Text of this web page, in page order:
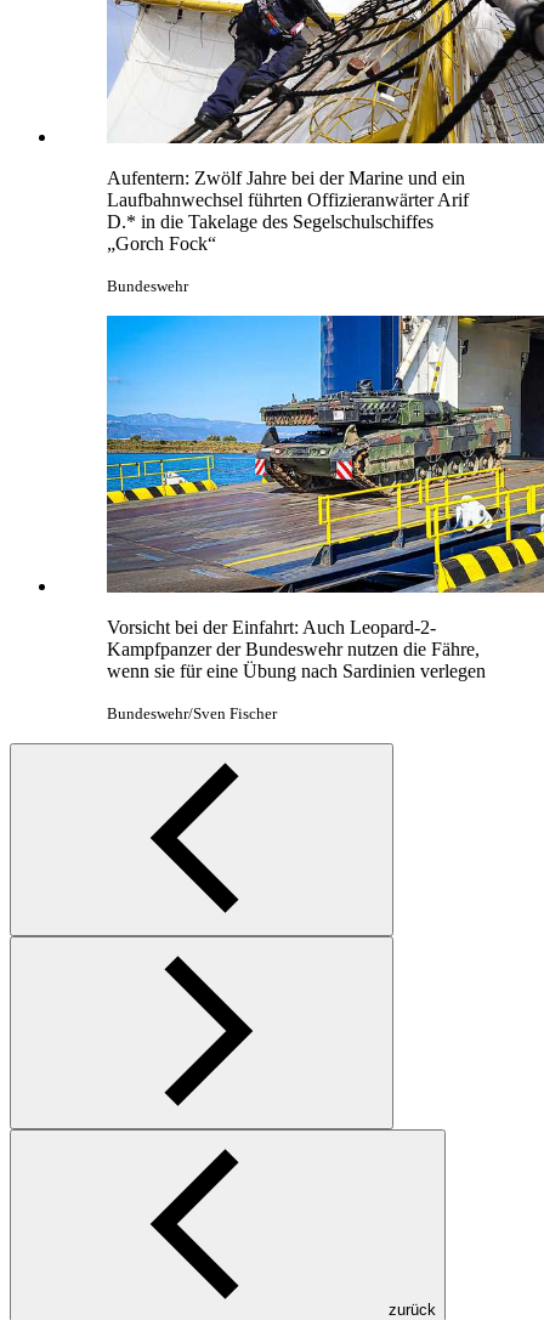
Aufentern: Zwölf Jahre bei der Marine und ein
Laufbahnwechsel führten Offizieranwärter Arif
D.* in die Takelage des Segelschulschiffes
„Gorch Fock“
Bundeswehr
Vorsicht bei der Einfahrt: Auch Leopard-2-
Kampfpanzer der Bundeswehr nutzen die Fähre,
wenn sie für eine Übung nach Sardinien verlegen
Bundeswehr/Sven Fischer
zurück